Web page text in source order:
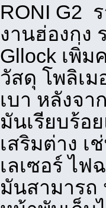
RONI G2
งานฮ่องกง
Gllock เพิ่
วัสดุ โพลิเ
เบา หลังจา
มันเรียบร้อ
เสริมต่าง เ
เลเซอร์ ไ
มันสามาร